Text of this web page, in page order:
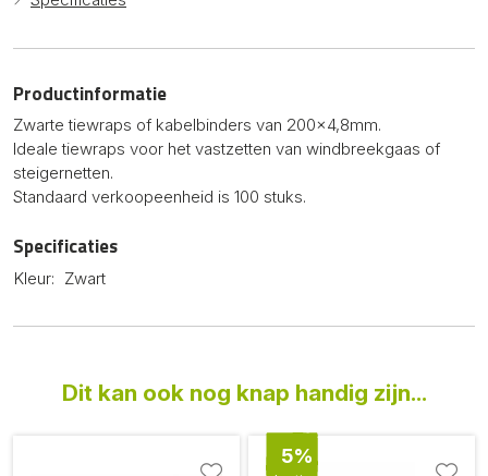
Productinformatie
Zwarte tiewraps of kabelbinders van 200x4,8mm.
Ideale tiewraps voor het vastzetten van windbreekgaas of
steigernetten.
Standaard verkoopeenheid is 100 stuks.
Specificaties
Kleur: Zwart
Dit kan ook nog knap handig zijn...
5%